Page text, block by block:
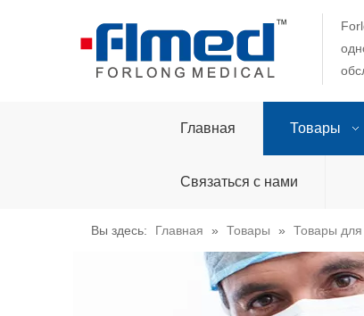
Главная Товары
Связаться с нами
Вы здесь: Главная » Товары » Товары